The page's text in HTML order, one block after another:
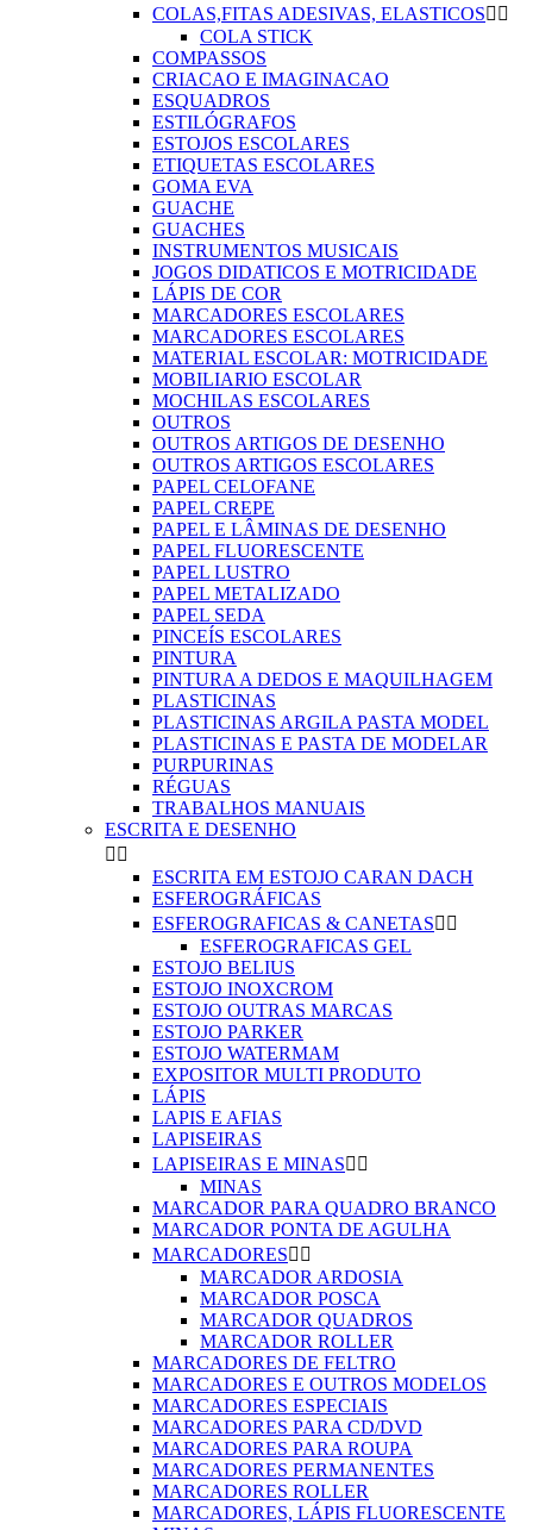
COLAS,FITAS ADESIVAS, ELASTICOS 
COLA STICK
COMPASSOS
CRIACAO E IMAGINACAO
ESQUADROS
ESTILÓGRAFOS
ESTOJOS ESCOLARES
ETIQUETAS ESCOLARES
GOMA EVA
GUACHE
GUACHES
INSTRUMENTOS MUSICAIS
JOGOS DIDATICOS E MOTRICIDADE
LÁPIS DE COR
MARCADORES ESCOLARES
MARCADORES ESCOLARES
MATERIAL ESCOLAR: MOTRICIDADE
MOBILIARIO ESCOLAR
MOCHILAS ESCOLARES
OUTROS
OUTROS ARTIGOS DE DESENHO
OUTROS ARTIGOS ESCOLARES
PAPEL CELOFANE
PAPEL CREPE
PAPEL E LÂMINAS DE DESENHO
PAPEL FLUORESCENTE
PAPEL LUSTRO
PAPEL METALIZADO
PAPEL SEDA
PINCEÍS ESCOLARES
PINTURA
PINTURA A DEDOS E MAQUILHAGEM
PLASTICINAS
PLASTICINAS ARGILA PASTA MODEL
PLASTICINAS E PASTA DE MODELAR
PURPURINAS
RÉGUAS
TRABALHOS MANUAIS
ESCRITA E DESENHO
 
ESCRITA EM ESTOJO CARAN DACH
ESFEROGRÁFICAS
ESFEROGRAFICAS & CANETAS 
ESFEROGRAFICAS GEL
ESTOJO BELIUS
ESTOJO INOXCROM
ESTOJO OUTRAS MARCAS
ESTOJO PARKER
ESTOJO WATERMAM
EXPOSITOR MULTI PRODUTO
LÁPIS
LAPIS E AFIAS
LAPISEIRAS
LAPISEIRAS E MINAS 
MINAS
MARCADOR PARA QUADRO BRANCO
MARCADOR PONTA DE AGULHA
MARCADORES 
MARCADOR ARDOSIA
MARCADOR POSCA
MARCADOR QUADROS
MARCADOR ROLLER
MARCADORES DE FELTRO
MARCADORES E OUTROS MODELOS
MARCADORES ESPECIAIS
MARCADORES PARA CD/DVD
MARCADORES PARA ROUPA
MARCADORES PERMANENTES
MARCADORES ROLLER
MARCADORES, LÁPIS FLUORESCENTE